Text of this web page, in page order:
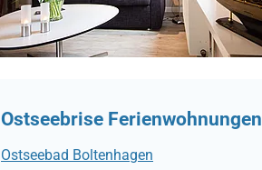
Ostseebrise Ferienwohnungen
Ostseebad Boltenhagen